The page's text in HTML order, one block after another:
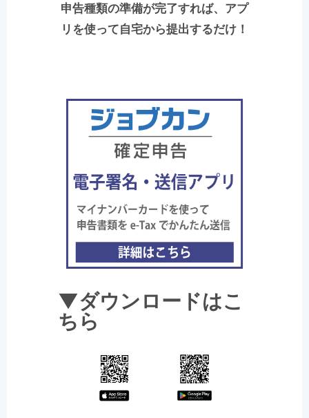
申告種類の準備が完了すれば、アプ
リを使って自宅から提出するだけ！
▼ダウンロードはこ
ちら